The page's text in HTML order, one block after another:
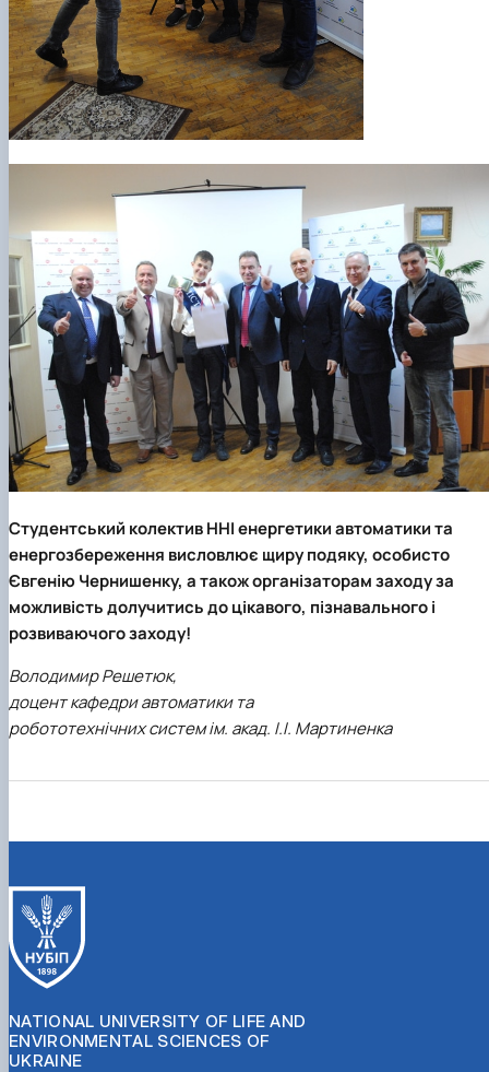
Студентський колективННІ енергетики автоматики та
енергозбереження висловлює щиру подяку, особисто
Євгенію Чернишенку, а також організаторам заходу за
можливість долучитись до цікавого, пізнавального і
розвиваючого заходу!
Володимир Решетюк,
доцент кафедри автоматики та
робототехнічних систем ім. акад. І.І. Мартиненка
NATIONAL UNIVERSITY OF LIFE AND
ENVIRONMENTAL SCIENCES OF
UKRAINE